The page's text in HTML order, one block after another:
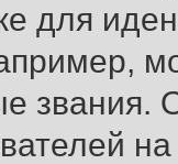
для
звания.